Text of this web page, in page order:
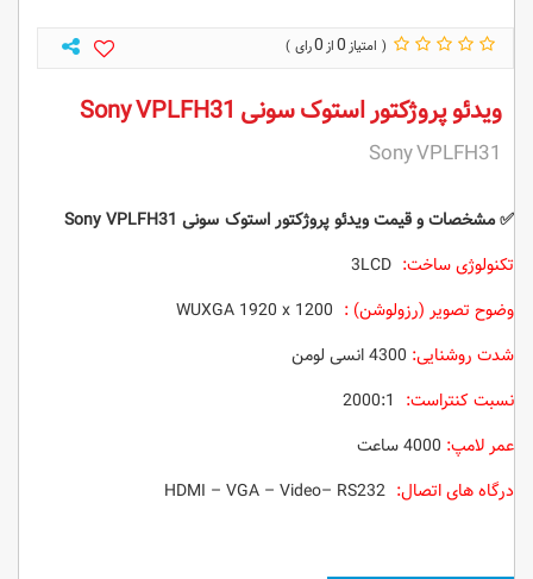
0
0
ویدئو پروژکتور استوک سونی Sony VPLFH31
Sony VPLFH31
✅ مشخصات و قیمت ویدئو پروژکتور استوک سونی Sony VPLFH31
تکنولوژی ساخت: 3LCD
وضوح تصویر (رزولوشن) : WUXGA 1920 x 1200
شدت روشنایی: 4300 انسی لومن
نسبت کنتراست: 2000:1
عمر لامپ:
درگاه های اتصال: HDMI – VGA – Video– RS232